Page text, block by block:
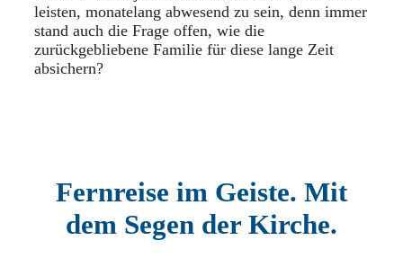
leisten, monatelang abwesend zu sein, denn immer
stand auch die Frage offen, wie die
zurückgebliebene Familie für diese lange Zeit
absichern?
Fernreise im Geiste. Mit
dem Segen der Kirche.